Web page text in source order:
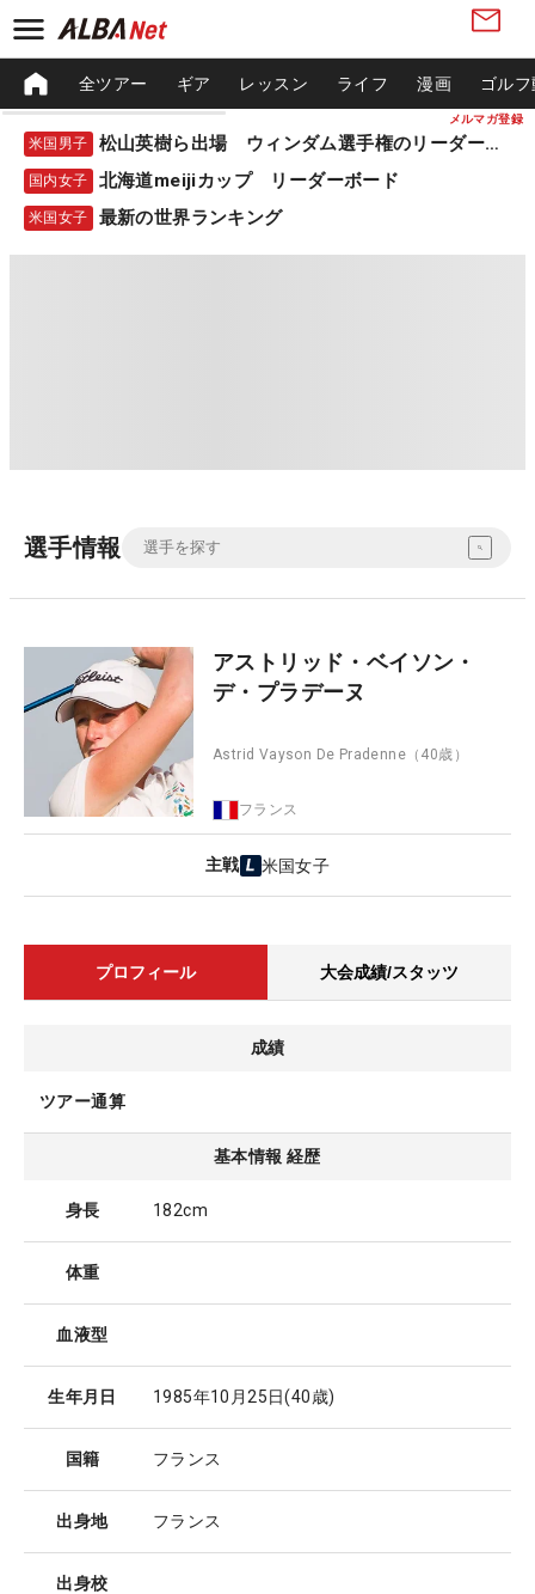
メルマガ登録
全ツアー ギア レッスン ライフ 漫画 ゴル
米国男子 松山英樹ら出場 ウィンダム選手権のリーダーボード
国内女子 北海道meijiカップ リーダーボード
米国女子 最新の世界ランキング
選手情報
アストリッド・ベイソン・
デ・プラデーヌ
Astrid Vayson De Pradenne （40歳）
フランス
主戦 米国女子
プロフィール 大会成績/スタッツ
成績
ツアー通算
基本情報 経歴
身長 182cm
体重
血液型
生年月日 1985年10月25日(40歳)
国籍 フランス
出身地 フランス
出身校